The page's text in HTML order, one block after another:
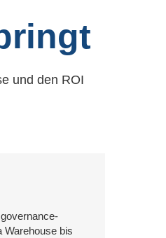
und den ROI
Warehouse bis